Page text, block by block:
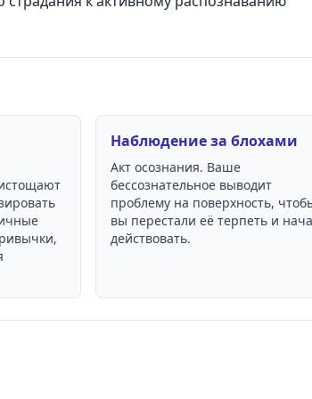
Наблюдение за блохами
Акт осознания. Ваше
бессознательное выводит
проблему на поверхность,
вы перестали её терпеть и
действовать.